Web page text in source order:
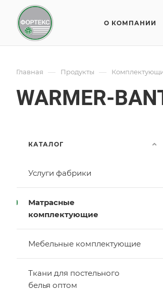
О КОМПАНИИ
Главная — Продукты —
WARMER-
КАТАЛОГ
Услуги фабрики
Матрасные
комплектующие
Мебельные комплектующие
Ткани для постельного
белья оптом